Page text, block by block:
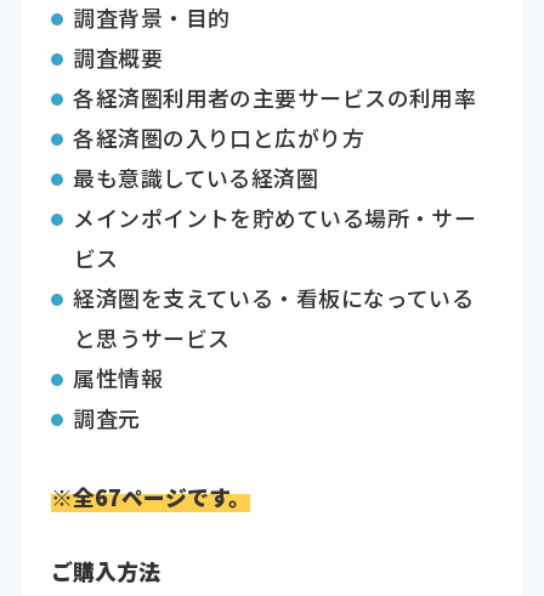
調査背景・目的
調査概要
各経済圏利用者の主要サービスの利用率
各経済圏の入り口と広がり方
最も意識している経済圏
メインポイントを貯めている場所・サー
ビス
経済圏を支えている・看板になっている
と思うサービス
属性情報
調査元
※全67ページです。
ご購入方法